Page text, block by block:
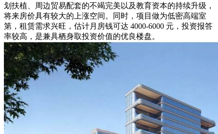
划扶植、周边贸易配套的不竭完美以及教育资本的持续升级，
将来房价具有较大的上涨空间。同时，项目做为低密高端室
第，租赁需求兴旺，估计月房钱可达 4000-6000 元，投资报答
率较高，是兼具栖身取投资价值的优良楼盘。